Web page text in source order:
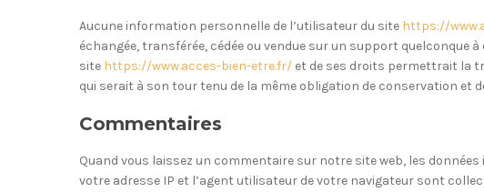
Aucune information personnelle de l’utilisateur du site https://
échangée, transférée, cédée ou vendue sur un support quelconque
site https://www.acces-bien-etre.fr/ et de ses droits permettrait la
qui serait à son tour tenu de la même obligation de conservation et
Commentaires
Quand vous laissez un commentaire sur notre site web, les
votre adresse IP et l’agent utilisateur de votre navigateur sont